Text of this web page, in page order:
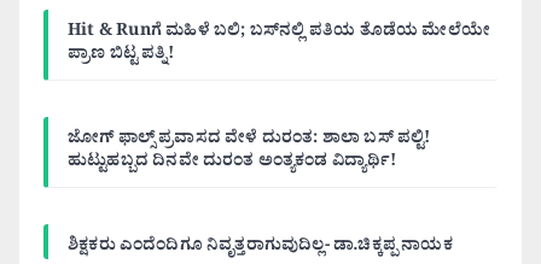
Hit & Runಗೆ ಮಹಿಳೆ ಬಲಿ; ಬಸ್‌ನಲ್ಲಿ ಪತಿಯ ತೊಡೆಯ ಮೇಲೆಯೇ
ಪ್ರಾಣ ಬಿಟ್ಟ ಪತ್ನಿ!
ಜೋಗ್ ಫಾಲ್ಸ್ ಪ್ರವಾಸದ ವೇಳೆ ದುರಂತ: ಶಾಲಾ ಬಸ್ ಪಲ್ಟಿ!
ಹುಟ್ಟುಹಬ್ಬದ ದಿನವೇ ದುರಂತ ಅಂತ್ಯಕಂಡ ವಿದ್ಯಾರ್ಥಿ!
ಶಿಕ್ಷಕರು ಎಂದೆಂದಿಗೂ ನಿವೃತ್ತರಾಗುವುದಿಲ್ಲ- ಡಾ.ಚಿಕ್ಕಪ್ಪ ನಾಯಕ